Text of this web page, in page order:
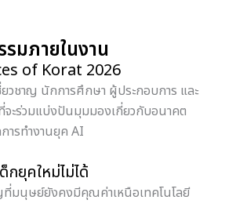
มภายในงาน
of Korat 2026
ยวชาญ นักการศึกษา ผู้ประกอบการ และ
ะร่วมแบ่งปันมุมมองเกี่ยวกับอนาคต
ารทำงานยุค AI
ยุคใหม่ไม่ได้
มนุษย์ยังคงมีคุณค่าเหนือเทคโนโลยี